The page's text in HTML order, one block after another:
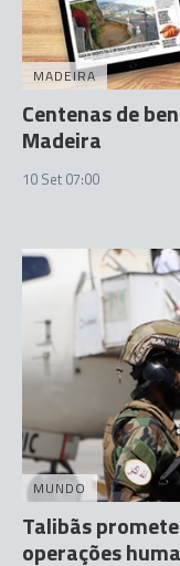
MADEIRA
Centenas de
Madeira
10 Set 07:00
MUNDO
Talibãs
operações